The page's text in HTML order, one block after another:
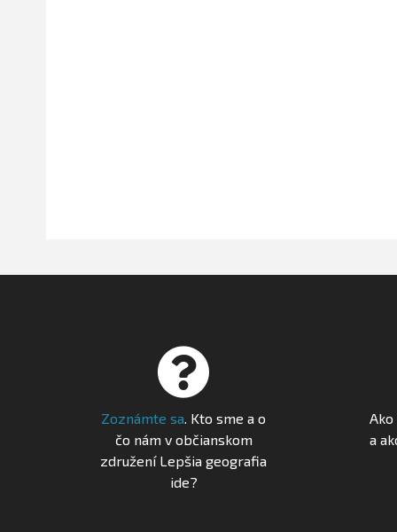
Zoznámte sa. Kto sme a o
čo nám v občianskom
združení Lepšia geografia
ide?
a